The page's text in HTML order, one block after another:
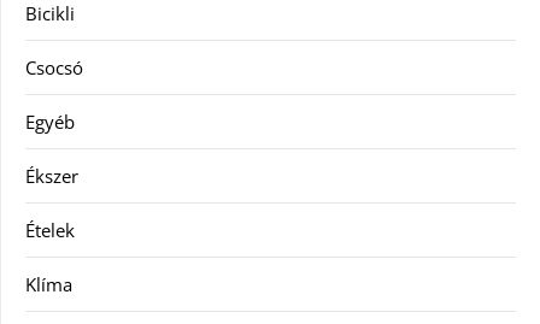
Bicikli
Csocsó
Egyéb
Ékszer
Ételek
Klíma